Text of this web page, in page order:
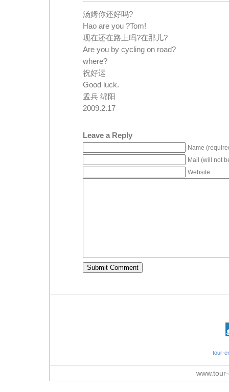
汤姆你还好吗?
Hao are you ?Tom!
现在还在路上吗?在那儿?
Are you by cycling on road?
where?
祝好运
Good luck.
孟兵 绵阳
2009.2.17
Leave a Reply
Name
Mail (will not
Website
tour-